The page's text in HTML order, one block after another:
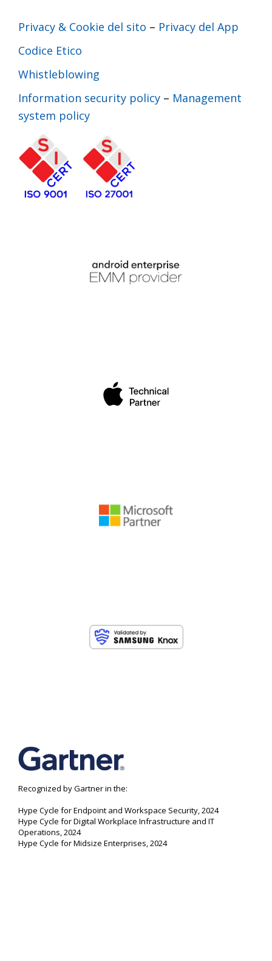
Privacy & Cookie del sito – Privacy del App
Codice Etico
Whistleblowing
Information security policy – Management
system policy
Recognized by Gartner in the:
Hype Cycle for Endpoint and Workspace Security, 2024
Hype Cycle for Digital Workplace Infrastructure and IT
Operations, 2024
Hype Cycle for Midsize Enterprises, 2024